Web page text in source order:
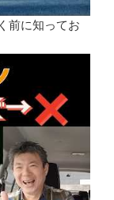
前に知ってお